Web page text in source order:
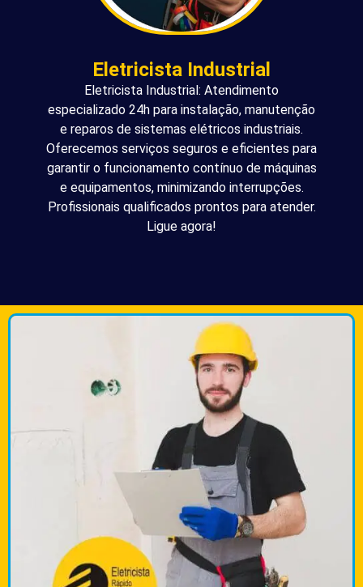
Eletricista Industrial
Eletricista Industrial: Atendimento
especializado 24h para instalação, manutenção
e reparos de sistemas elétricos industriais.
Oferecemos serviços seguros e eficientes para
garantir o funcionamento contínuo de máquinas
e equipamentos, minimizando interrupções.
Profissionais qualificados prontos para atender.
Ligue agora!